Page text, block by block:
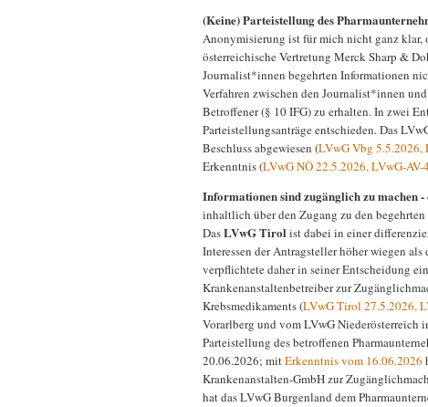
(Keine) Parteistellung des
Anonymisierung ist für mich nicht ganz klar,
österreichische Vertretung Merck Sharp &
Journalist*innen begehrten Informationen
Verfahren zwischen den Journalist*innen
Betroffener (§ 10 IFG) zu erhalten. In zwei
Parteistellungsanträge entschieden. Das
Beschluss abgewiesen (LVwG Vbg 5.5.2026,
Erkenntnis (LVwG NÖ 22.5.2026, LVwG-
Informationen sind zugänglich zu machen -
inhaltlich über den Zugang zu den
DasLVwG Tirolist dabei in einer
Interessen der Antragsteller höher wiegen
verpflichtete daher in seiner Entscheidung
Krankenanstaltenbetreiber zur
Krebsmedikaments (LVwG Tirol 27.5.2026,
Vorarlberg und vom LVwG Niederösterreich
Parteistellung des betroffenen
20.06.2026; mitErkenntnis vom 16.06.2026
Krankenanstalten-GmbH zur
hat das LVwG Burgenland dem